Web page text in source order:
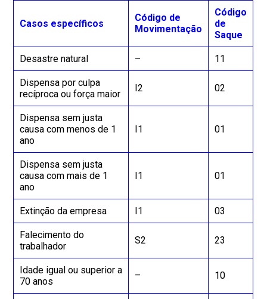
Casos específicos
Código de
Movimentação
Código
de
Saque
Desastre natural – 11
Dispensa por culpa
recíproca ou força maior
I2 02
Dispensa sem justa
causa com menos de 1
ano
I1 01
Dispensa sem justa
causa com mais de 1
ano
I1 01
Extinção da empresa I1 03
Falecimento do
trabalhador
S2 23
Idade igual ou superior a
70 anos
– 10